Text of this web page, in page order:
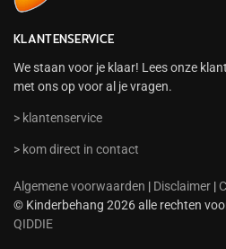
KLANTENSERVICE
We staan voor je klaar! Lees onze
met ons op voor al je vragen.
> klantenservice
> kom direct in contact
Algemene voorwaarden | Disclaimer |
© Kinderbehang 2026 alle rechten
QIDDIE